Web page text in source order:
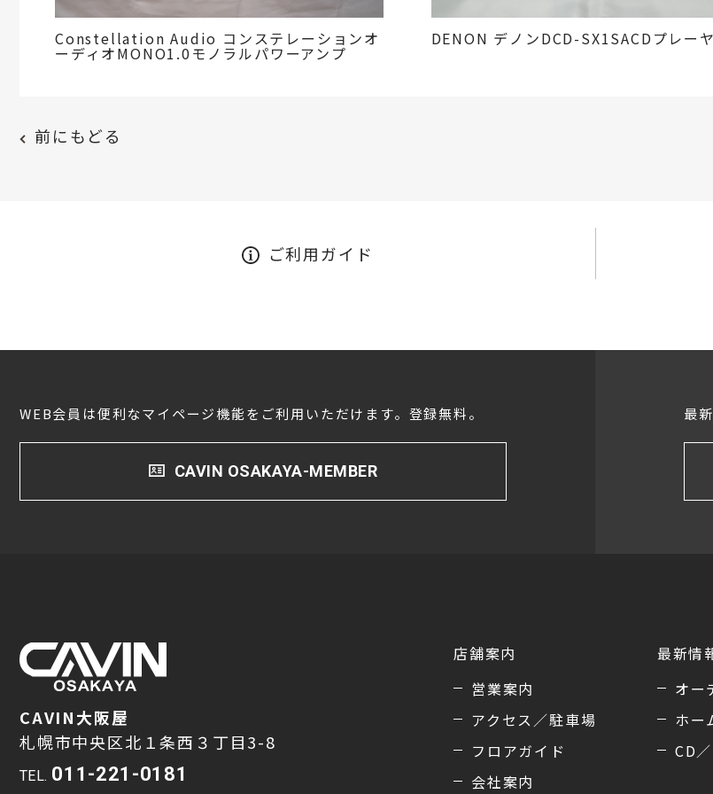
Constellation Audio コンステレーションオ
ーディオMONO1.0モノラルパワーアンプ
DENON デノンDCD-SX1SACDプレー
前にもどる
ご利用ガイド
WEB会員は便利なマイページ機能をご利用いただけます。登録無料。
CAVIN OSAKAYA-MEMBER
最
CAVIN大阪屋
札幌市中央区北１条西３丁目3-8
TEL. 011-221-0181
店舗案内
営業案内
アクセス／駐車場
フロアガイド
会社案内
最新情
オー
ホー
CD